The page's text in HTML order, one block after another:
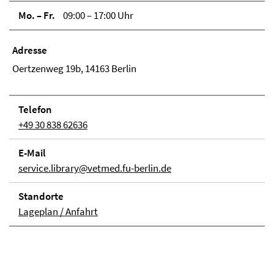
Mo. – Fr.
09:00 – 17:00 Uhr
Adresse
Oertzenweg 19b, 14163 Berlin
Telefon
+49 30 838 62636
E-Mail
service.library@vetmed.fu-berlin.de
Stand­orte
Lageplan / Anfahrt